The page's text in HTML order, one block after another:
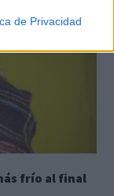
de Privacidad
frío al final